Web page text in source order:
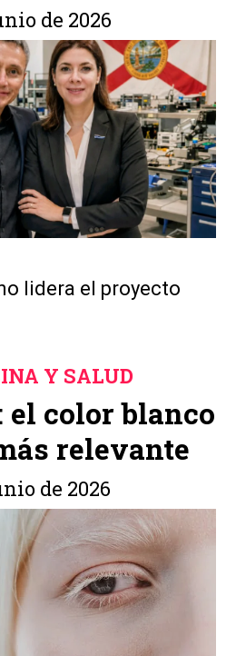
de 2026
lidera el proyecto
color blanco
relevante
Y SALUD
de 2026